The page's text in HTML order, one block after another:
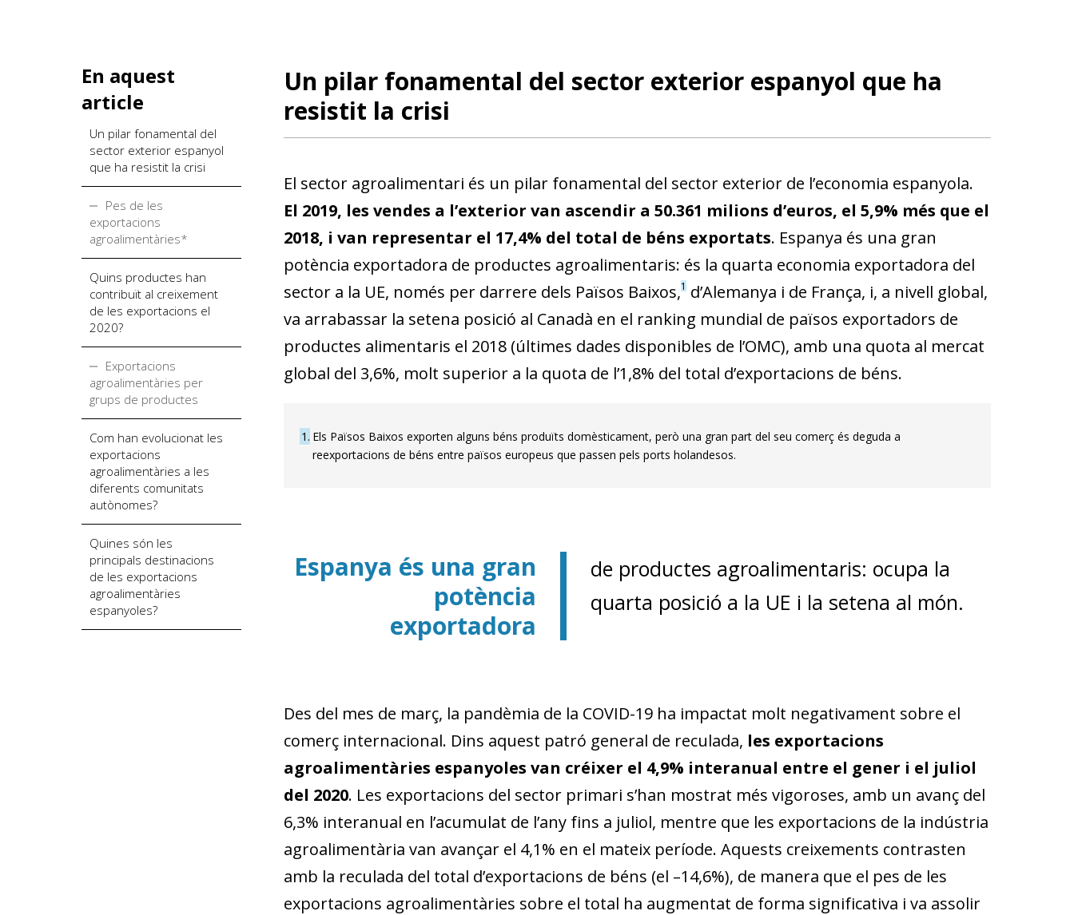
En aquest
article
Un pilar fonamental del
sector exterior espanyol
que ha resistit la crisi
Pes de les
exportacions
agroalimentàries*
Quins productes han
contribuït al creixement
de les exportacions el
2020?
Exportacions
agroalimentàries per
grups de productes
Com han evolucionat les
exportacions
agroalimentàries a les
diferents comunitats
autònomes?
Quines són les
principals destinacions
de les exportacions
agroalimentàries
espanyoles?
Un pilar fonamental del sector exterior espanyol que ha
resistit la crisi
El sector agroalimentari és un pilar fonamental del sector exterior de l’economia espanyola.
El 2019, les vendes a l’exterior van ascendir a 50.361 milions d’euros, el 5,9% més que el
2018, i van representar el 17,4% del total de béns exportats. Espanya és una gran
potència exportadora de productes agroalimentaris: és la quarta economia exportadora del
sector a la UE, només per darrere dels Països Baixos,1d’Alemanya i de França, i, a nivell global,
va arrabassar la setena posició al Canadà en el ranking mundial de països exportadors de
productes alimentaris el 2018 (últimes dades disponibles de l’OMC), amb una quota al mercat
global del 3,6%, molt superior a la quota de l’1,8% del total d’exportacions de béns.
1 Els Països Baixos exporten alguns béns produïts domèsticament, però una gran part del seu comerç és deguda a
reexportacions de béns entre països europeus que passen pels ports holandesos.
Espanya és una gran
potència
exportadora
de productes agroalimentaris: ocupa la
quarta posició a la UE i la setena al món.
Des del mes de març, la pandèmia de la COVID-19 ha impactat molt negativament sobre el
comerç internacional. Dins aquest patró general de reculada, les exportacions
agroalimentàries espanyoles van créixer el 4,9% interanual entre el gener i el juliol
del 2020. Les exportacions del sector primari s’han mostrat més vigoroses, amb un avanç del
6,3% interanual en l’acumulat de l’any fins a juliol, mentre que les exportacions de la indústria
agroalimentària van avançar el 4,1% en el mateix període. Aquests creixements contrasten
amb la reculada del total d’exportacions de béns (el –14,6%), de manera que el pes de les
exportacions agroalimentàries sobre el total ha augmentat de forma significativa i va assolir